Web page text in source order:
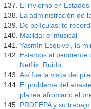
El invierno en
La administración de
De películas: te
Matilda: el musical
Yasmín Esquivel, la
Estamos al pendiente
Netflix: Ruido
Así fue la visita del
El problema del
planea afrontarlo el
PROFEPA y su